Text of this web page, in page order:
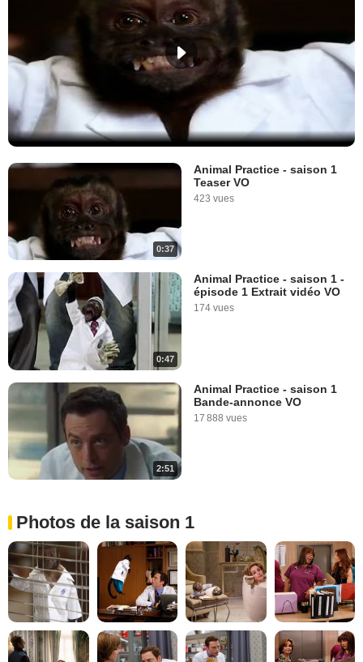
0:37
Animal Practice - saison 1
Teaser VO
423 vues
0:47
Animal Practice - saison 1 -
épisode 1 Extrait vidéo VO
174 vues
2:51
Animal Practice - saison 1
Bande-annonce VO
17 888 vues
Photos de la saison 1